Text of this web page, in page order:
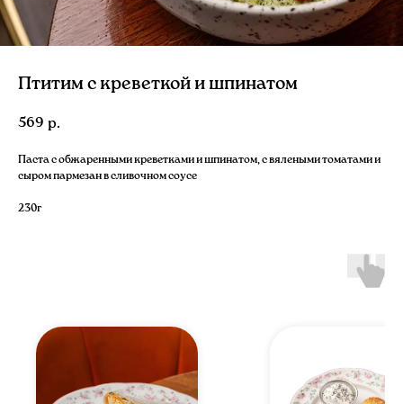
Птитим с креветкой и шпинатом
569 р.
Паста с обжаренными креветками и шпинатом, с вялеными томатами и
сыром пармезан в сливочном соусе
230г